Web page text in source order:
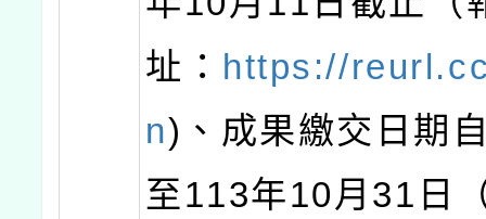
址： https://
n)、成果繳交日期
至113年10月31日